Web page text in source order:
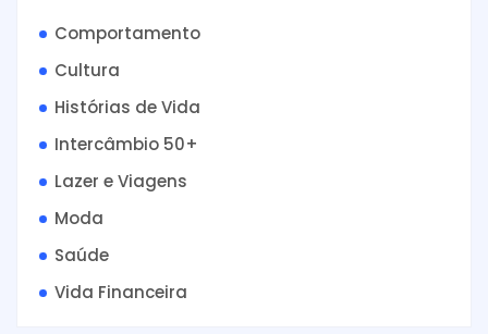
Comportamento
Cultura
Histórias de Vida
Intercâmbio 50+
Lazer e Viagens
Moda
Saúde
Vida Financeira